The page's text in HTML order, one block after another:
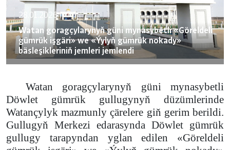
28.01.2026
Watan goragçylarynyň güni mynasybetli «Göreldeli
gümrük işgäri» we «Ýylyň gümrük nokady»
bäsleşikleriniň jemleri jemlendi
Watan goragçylarynyň güni mynasybetli
Döwlet gümrük gullugynyň düzümlerinde
Watançylyk mazmunly çärelere giň gerim berildi.
Gullugyň Merkezi edarasynda Döwlet gümrük
gullugy tarapyndan yglan edilen «Göreldeli